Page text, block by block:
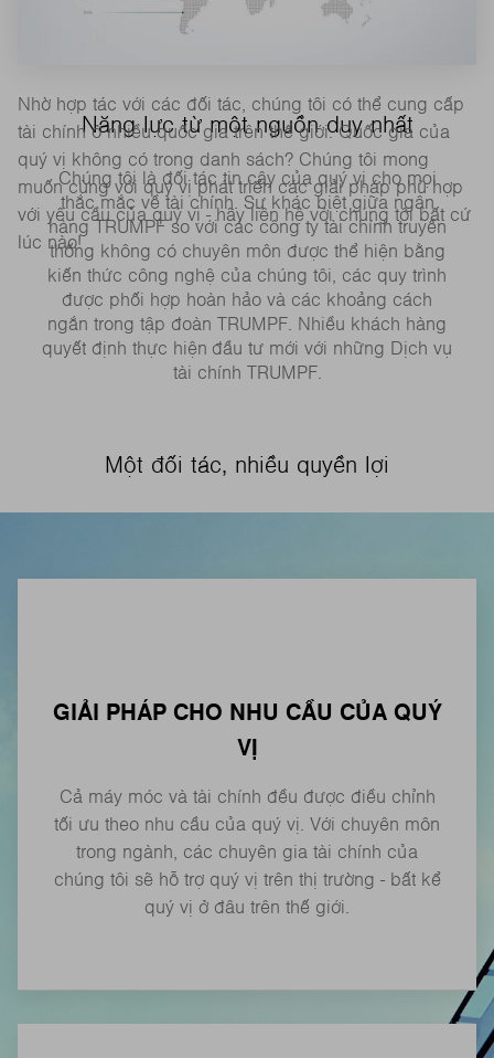
Nhờ hợp tác với các đối tác, chúng tôi có thể cung cấp
tài chính ở nhiều quốc gia trên thế giới. Quốc gia của
quý vị không có trong danh sách? Chúng tôi mong
muốn cùng với quý vị phát triển các giải pháp phù hợp
với yêu cầu của quý vị - hãy liên hệ với chúng tôi bất cứ
lúc nào!
Năng lực từ một nguồn duy nhất
Chúng tôi là đối tác tin cậy của quý vị cho mọi
thắc mắc về tài chính. Sự khác biệt giữa ngân
hàng TRUMPF so với các công ty tài chính truyền
thống không có chuyên môn được thể hiện bằng
kiến thức công nghệ của chúng tôi, các quy trình
được phối hợp hoàn hảo và các khoảng cách
ngắn trong tập đoàn TRUMPF. Nhiều khách hàng
quyết định thực hiện đầu tư mới với những Dịch vụ
tài chính TRUMPF.
Một đối tác, nhiều quyền lợi
GIẢI PHÁP CHO NHU CẦU CỦA QUÝ
VỊ
Cả máy móc và tài chính đều được điều chỉnh
tối ưu theo nhu cầu của quý vị. Với chuyên môn
trong ngành, các chuyên gia tài chính của
chúng tôi sẽ hỗ trợ quý vị trên thị trường - bất kể
quý vị ở đâu trên thế giới.